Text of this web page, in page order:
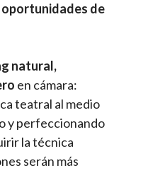
oportunidades de
natural,
en cámara:
teatral al medio
y perfeccionando
la técnica
serán más